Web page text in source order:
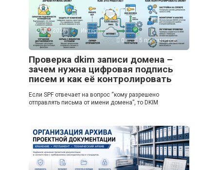
20.07.2026
Интернет
0
5 просмотров
Проверка dkim записи домена –
зачем нужна цифровая подпись
писем и как её контролировать
Если SPF отвечает на вопрос “кому разрешено
отправлять письма от имени домена”, то DKIM